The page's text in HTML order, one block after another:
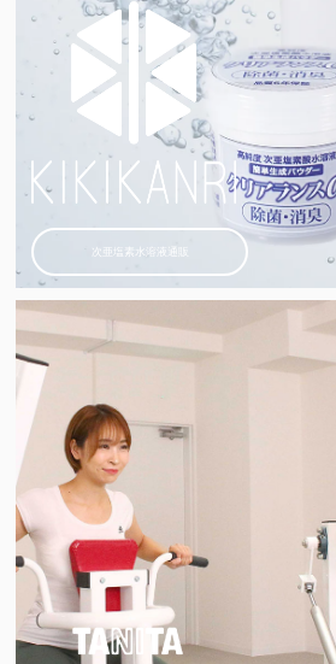
次亜塩素水溶液通販